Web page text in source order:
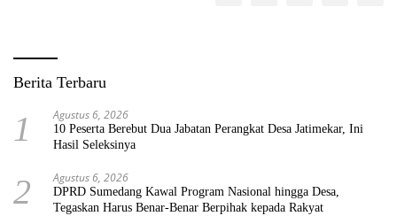
Berita Terbaru
1 Agustus 6, 2026
10 Peserta Berebut Dua Jabatan Perangkat Desa Jatimekar, Ini
Hasil Seleksinya
2 Agustus 6, 2026
DPRD Sumedang Kawal Program Nasional hingga Desa,
Tegaskan Harus Benar-Benar Berpihak kepada Rakyat